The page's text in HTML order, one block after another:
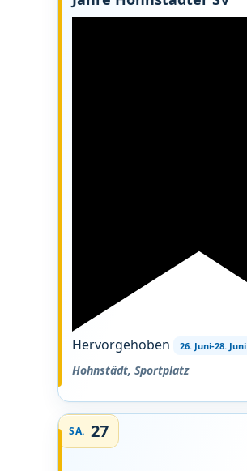
Hervorgehoben 26. Juni-28. Juni
Hohnstädt, Sportplatz
SA. 27